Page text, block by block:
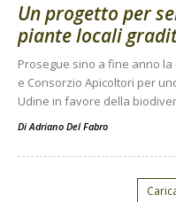
Un progetto per
piante locali
Prosegue sino a fine anno
e Consorzio Apicoltori per
Udine in favore della
DiAdriano Del Fabro